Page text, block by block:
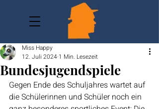
Bundesjugendspiele
Miss Happy
12. Juli 2024 1 Min. Lesezeit
Gegen Ende des Schuljahres wartet auf
die Schülerinnen und Schüler noch ein